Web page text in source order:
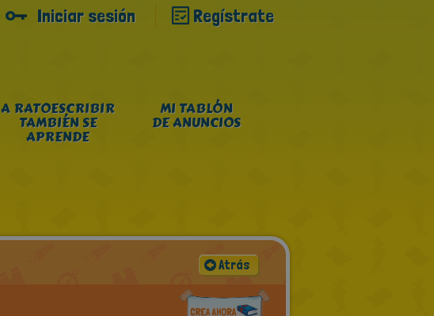
Iniciar sesión Regístrate
A RATOESCRIBIR
TAMBIÉN SE
APRENDE
MI TABLÓN
DE ANUNCIOS
Atrás